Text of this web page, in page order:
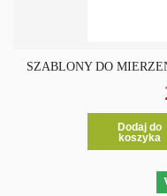
SZABLONY DO
Dodaj do
koszyka